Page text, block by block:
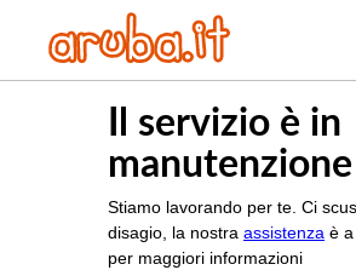
Il servizio è in
manutenzione
Stiamo lavorando per te. Ci
disagio, la nostra assistenza è
per maggiori informazioni